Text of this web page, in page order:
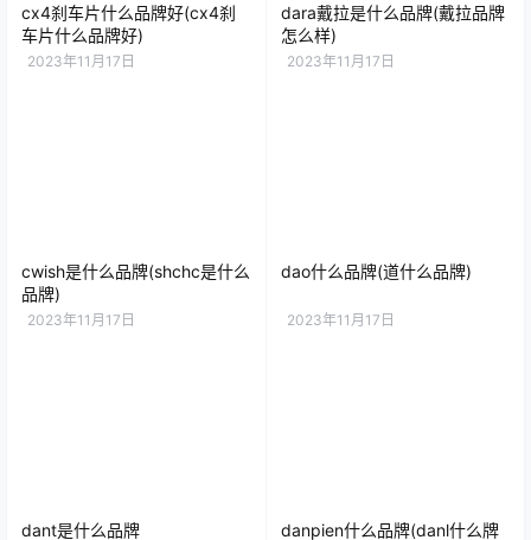
cx4刹车片什么品牌好(cx4刹
车片什么品牌好)
2023年11月17日
dara戴拉是什么品牌(戴拉品牌
怎么样)
2023年11月17日
cwish是什么品牌(shchc是什么
品牌)
2023年11月17日
dao什么品牌(道什么品牌)
2023年11月17日
dant是什么品牌 danpien什么品牌(danl什么牌